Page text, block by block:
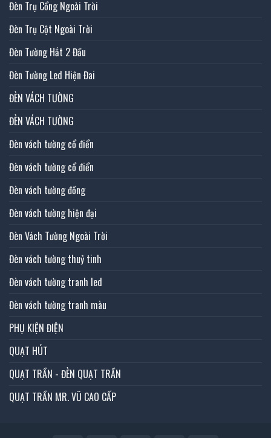
Đèn Trụ Cổng Ngoài Trời
Đèn Trụ Cột Ngoài Trời
Đèn Tường Hắt 2 Đầu
Đèn Tường Led Hiện Đai
ĐÈN VÁCH TƯỜNG
ĐÈN VÁCH TƯỜNG
Đèn vách tường cổ điển
Đèn vách tường cổ điển
Đèn vách tường đồng
Đèn vách tường hiện đại
Đèn Vách Tường Ngoài Trời
Đèn vách tường thuỷ tinh
Đèn vách tường tranh led
Đèn vách tường tranh màu
PHỤ KIỆN ĐIỆN
QUẠT HÚT
QUẠT TRẦN - ĐÈN QUẠT TRẦN
QUẠT TRẦN MR. VŨ CAO CẤP